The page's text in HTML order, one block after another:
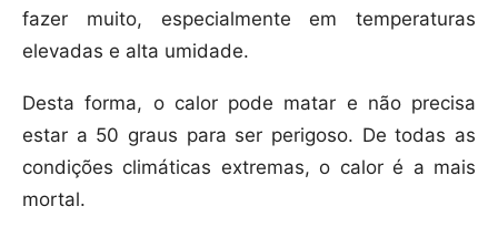
fazer muito, especialmente em temperaturas
elevadas e alta umidade.
Desta forma, o calor pode matar e não precisa
estar a 50 graus para ser perigoso. De todas as
condições climáticas extremas, o calor é a mais
mortal.